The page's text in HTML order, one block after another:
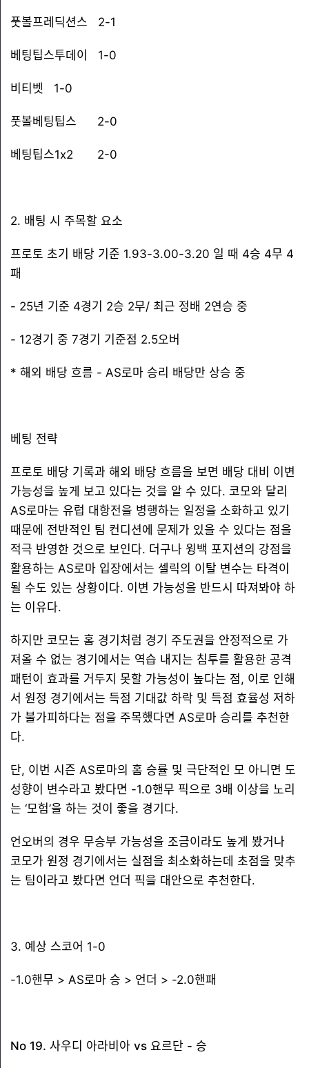
풋볼프레딕션스 2-1
베팅팁스투데이 1-0
비티벳 1-0
풋볼베팅팁스 2-0
베팅팁스1x2 2-0
2. 배팅 시 주목할 요소
프로토 초기 배당 기준 1.93-3.00-3.20 일 때 4승 4무 4
패
- 25년 기준 4경기 2승 2무/ 최근 정배 2연승 중
- 12경기 중 7경기 기준점 2.5오버
* 해외 배당 흐름 - AS로마 승리 배당만 상승 중
베팅 전략
프로토 배당 기록과 해외 배당 흐름을 보면 배당 대비 이변
가능성을 높게 보고 있다는 것을 알 수 있다. 코모와 달리
AS로마는 유럽 대항전을 병행하는 일정을 소화하고 있기
때문에 전반적인 팀 컨디션에 문제가 있을 수 있다는 점을
적극 반영한 것으로 보인다. 더구나 윙백 포지션의 강점을
활용하는 AS로마 입장에서는 셀릭의 이탈 변수는 타격이
될 수도 있는 상황이다. 이변 가능성을 반드시 따져봐야 하
는 이유다.
하지만 코모는 홈 경기처럼 경기 주도권을 안정적으로 가
져올 수 없는 경기에서는 역습 내지는 침투를 활용한 공격
패턴이 효과를 거두지 못할 가능성이 높다는 점, 이로 인해
서 원정 경기에서는 득점 기대값 하락 및 득점 효율성 저하
가 불가피하다는 점을 주목했다면 AS로마 승리를 추천한
다.
단, 이번 시즌 AS로마의 홈 승률 및 극단적인 모 아니면 도
성향이 변수라고 봤다면 -1.0핸무 픽으로 3배 이상을 노리
는 ‘모험’을 하는 것이 좋을 경기다.
언오버의 경우 무승부 가능성을 조금이라도 높게 봤거나
코모가 원정 경기에서는 실점을 최소화하는데 초점을 맞추
는 팀이라고 봤다면 언더 픽을 대안으로 추천한다.
3. 예상 스코어 1-0
-1.0핸무 > AS로마 승 > 언더 > -2.0핸패
No 19. 사우디 아라비아 vs 요르단 - 승